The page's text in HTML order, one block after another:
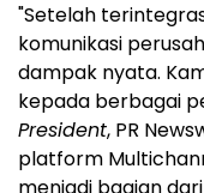
"Setelah
komunikasi
dampak nyata.
kepada berbagai
President, PR
platform